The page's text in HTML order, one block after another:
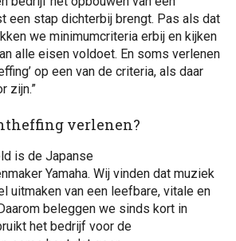
een stap dichterbij brengt. Pas als dat
we minimumcriteria erbij en kijken
alle eisen voldoet. En soms verlenen
op een van de criteria, als daar
zijn.”
verlenen?
is de Japanse
Yamaha. Wij vinden dat muziek
uitmaken van een leefbare, vitale en
beleggen we sinds kort in
het bedrijf voor de